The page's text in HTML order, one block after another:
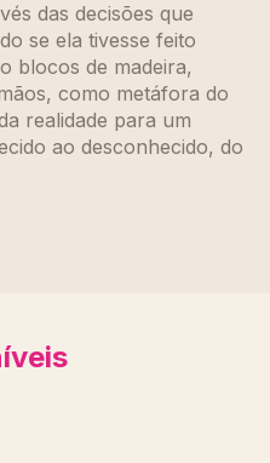
das decisões que
se ela tivesse feito
blocos de madeira,
como metáfora do
realidade para um
ao desconhecido, do